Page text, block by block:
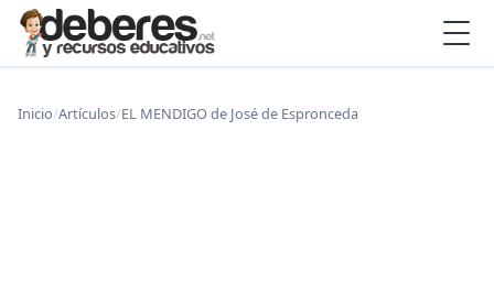
Inicio/Artículos/EL MENDIGO de José de Espronceda